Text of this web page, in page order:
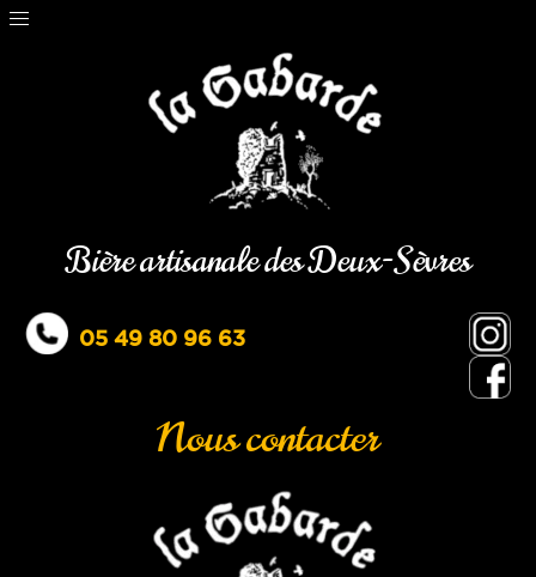
Bière artisanale des Deux-Sèvres
05 49 80 96 63
Nous contacter